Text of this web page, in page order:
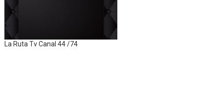
La Ruta Tv Canal 44 /74